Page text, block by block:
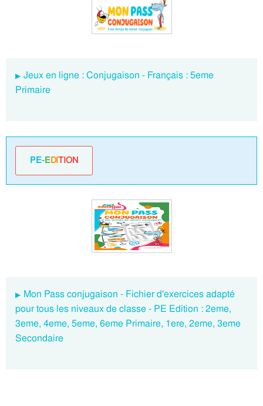
Jeux en ligne : Conjugaison - Français : 5eme
Primaire
PE-EDITION
Mon Pass conjugaison - Fichier d'exercices adapté
pour tous les niveaux de classe - PE Edition : 2eme,
3eme, 4eme, 5eme, 6eme Primaire, 1ere, 2eme, 3eme
Secondaire